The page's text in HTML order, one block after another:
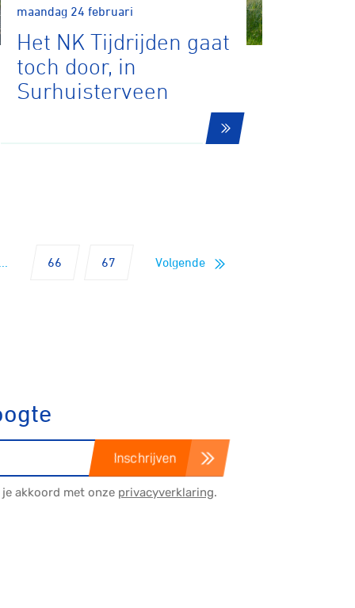
maandag 24 februari
Het NK Tijdrijden gaat
toch door, in
Surhuisterveen
66 67 Volgende
Inschrijven
akkoord met onze privacyverklaring.
Gravel
Biketrial